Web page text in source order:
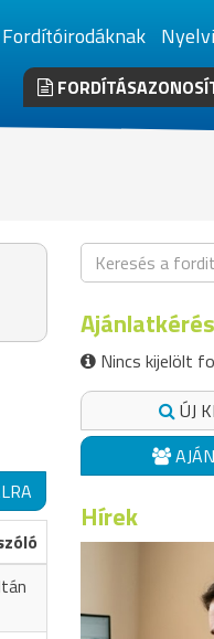
Fordítóirodáknak
Nincs kijelölt
ÚJ
Hírek